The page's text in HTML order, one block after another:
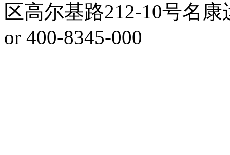
区高尔基路212-10号名康
or 400-8345-000